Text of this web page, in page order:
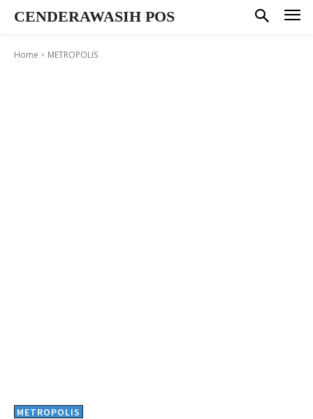
CENDERAWASIH POS
Home METROPOLIS
METROPOLIS